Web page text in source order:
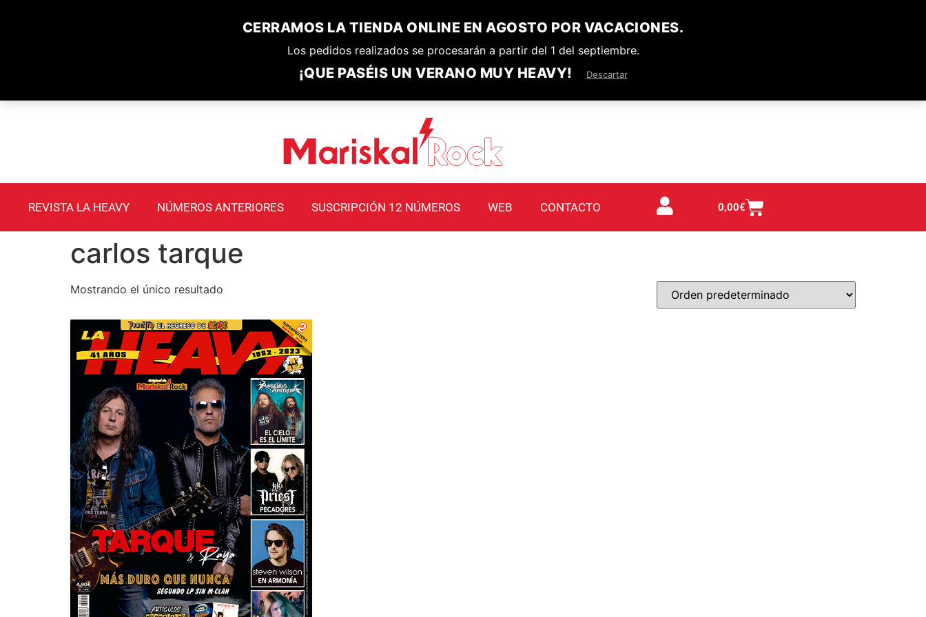
CERRAMOS LA TIENDA ONLINE EN AGOSTO POR VACACIONES.
Los pedidos realizados se procesarán a partir del 1 del septiembre.
¡QUE PASÉIS UN VERANO MUY HEAVY! Descartar
REVISTA LA HEAVY NÚMEROS ANTERIORES SUSCRIPCIÓN 12 NÚMEROS WEB CONTACTO 0,00€
carlos tarque
Mostrando el único resultado